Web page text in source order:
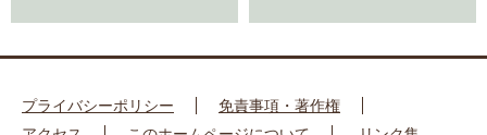
プライバシーポリシー
免責事項・著作権